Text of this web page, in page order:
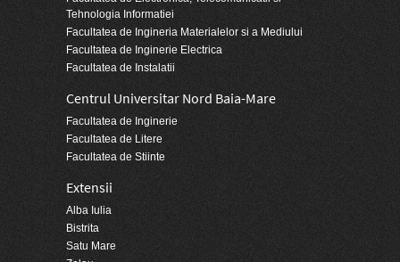
Tehnologia Informatiei
Facultatea de Ingineria Materialelor si a Mediului
Facultatea de Inginerie Electrica
Facultatea de Instalatii
Centrul Universitar Nord Baia-Mare
Facultatea de Inginerie
Facultatea de Litere
Facultatea de Stiinte
Extensii
Alba Iulia
Bistrita
Satu Mare